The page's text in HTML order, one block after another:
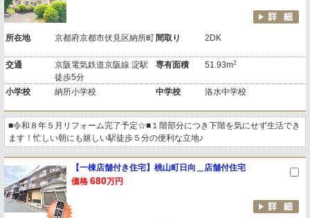
所在地 京都府京都市伏見区納所町 間取り 2DK
交通
京阪電気鉄道京阪線 淀駅
徒歩5分
専有面積 51.93m2
小学校 納所小学校 中学校 洛水中学校
■令和８年５月リフォーム完了予定☆■１階部分につき下階を気にせず生活でき
ます！忙しい朝にも嬉しい駅徒歩５分の便利な立地♪
【一棟店舗付き住宅】桃山町日向＿店舗付住宅
価格 680万円